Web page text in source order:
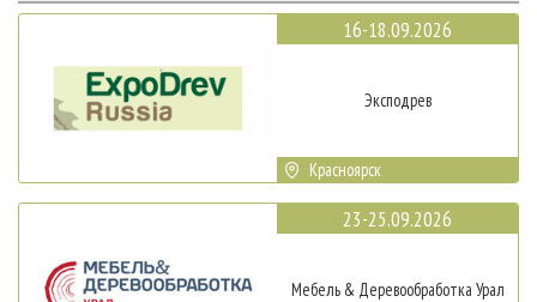
16-18.09.2026
Эксподрев
Красноярск
23-25.09.2026
Мебель & Деревообработка Урал